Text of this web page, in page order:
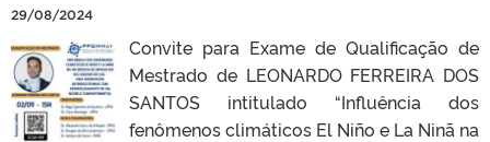
29/08/2024
Convite para Exame de Qualificação de
Mestrado de LEONARDO FERREIRA DOS
SANTOS intitulado “Influência dos
fenômenos climáticos El Niño e La Ninã na